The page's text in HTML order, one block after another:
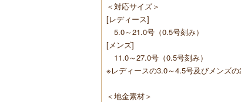
＜対応サイズ＞
[レディース]
5.0～21.0号（0.5号刻み）
[メンズ]
11.0～27.0号（0.5号刻み）
※レディースの3.0～4.5号及びメンズ
＜地金素材＞